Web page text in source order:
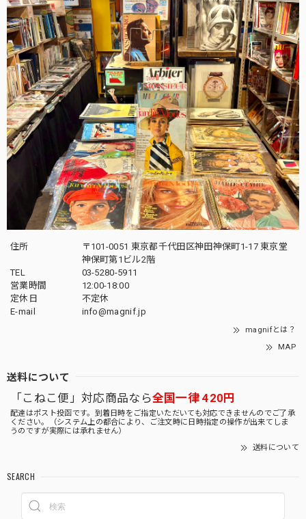
住所
〒101-0051 東京都千代田区神田神保町1-17 東京堂
神保町第1ビル2階
TEL
03-5280-5911
営業時間
12:00-18:00
定休日
不定休
E-mail
info@magnif.jp
magnifとは？
MAP
送料について
「こねこ便」対応商品なら全国一律 420円
配達はポスト投函です。到着日時をご指定いただいても対応できませんのでご了承
ください。（システム上の都合により、ご注文時に日時指定の操作が出来てしま
うのですが実際には承れません）
送料について
SEARCH